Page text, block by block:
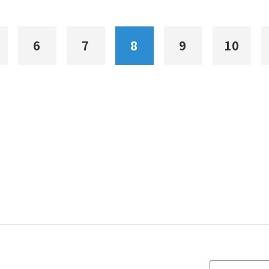
6 7 8 9 10